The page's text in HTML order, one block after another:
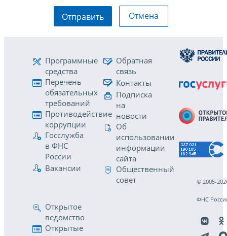
Отправить Отмена
Программные
средства
Перечень
обязательных
требований
Противодействие
коррупции
Госслужба
в ФНС
России
Вакансии
Обратная
связь
Контакты
Подписка
на
новости
Об
использовании
информации
сайта
Общественный
совет
Открытое
ведомство
Открытые
© 2005-
ФНС